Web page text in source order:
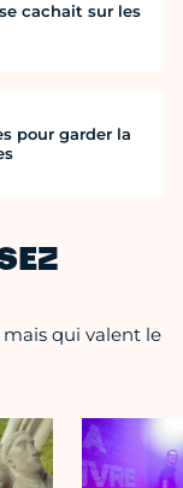
cachait sur les
pour garder la
qui valent le